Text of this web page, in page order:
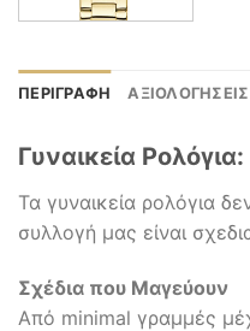
ΠΕΡΙΓΡΑΦΉ
Γυναικεία
Τα γυναικεία ρολόγια
συλλογή μας είναι
Σχέδια που Μαγεύουν
Από minimal γραμμές